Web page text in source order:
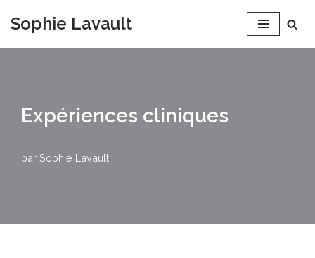
Sophie Lavault
Expériences cliniques
par Sophie Lavault